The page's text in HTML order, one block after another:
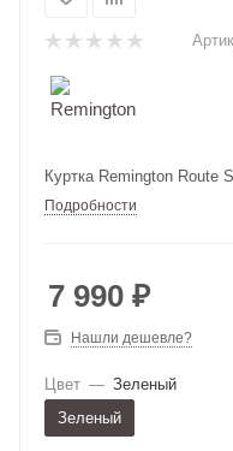
Куртка Remington Route
Подробности
7 990 ₽
Нашли дешевле?
Цвет — Зеленый
Зеленый